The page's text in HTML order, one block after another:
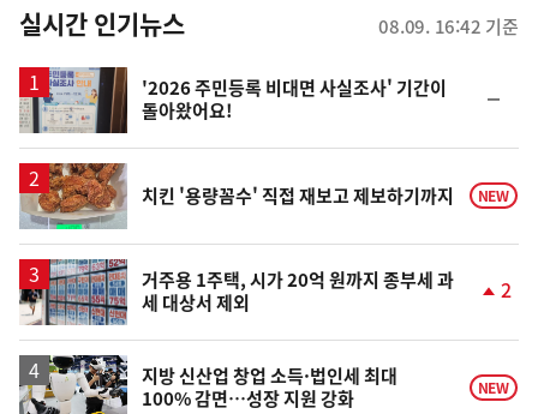
뉴
스
실시간 인기뉴스 08.09. 16:42 기준
'2026 주민등록 비대면 사실조사' 기간이
돌아왔어요!
일
치킨 '용량꼼수' 직접 재보고 제보하기까지 NEW
거주용 1주택, 시가 20억 원까지 종부세 과
세 대상서 제외
상
승
2
지방 신산업 창업 소득·법인세 최대
100% 감면…성장 지원 강화
NEW